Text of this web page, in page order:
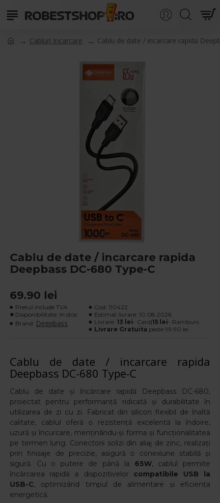
Cabluri Incarcare Cablu de date / incarcare rapida
Cablu de date / incarcare rapida
Deepbass DC-680 Type-C
69.90 lei
Pretul include TVA
Disponibilitate: In stoc
Brand: Deepbass
Cod: 110422
Estimat livrare: 10.08.2026
Livrare: 13 lei- Card|15 lei- Ramburs
Livrare Gratuita peste 99.90 lei
Cablu de date / incarcare rapida
Deepbass DC-680 Type-C
Cablu de date și încărcare rapidă Deepbass DC-680,
proiectat pentru performanță ridicată și durabilitate în
utilizarea de zi cu zi. Fabricat din silicon flexibil de înaltă
calitate, cablul oferă o rezistență excelentă la îndoire,
uzură și încurcare, menținându-și forma și funcționalitatea
pe termen lung. Conectorii solizi din aliaj de zinc, realizați
prin finisaje de precizie, asigură o conexiune stabilă și
sigură. Cu o putere de până la 65W, cablul permite
încărcarea rapidă a dispozitivelor compatibile USB la
USB-C, optimizând timpul de alimentare și eficiența
energetică.